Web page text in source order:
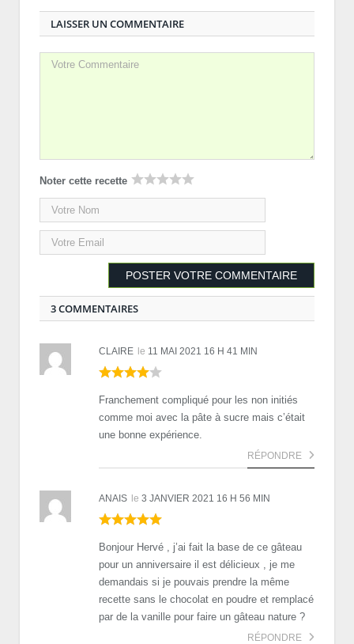
LAISSER UN COMMENTAIRE
Noter cette recette
3 COMMENTAIRES
CLAIRE le 11 MAI 2021 16 H 41 MIN
Franchement compliqué pour les non initiés
comme moi avec la pâte à sucre mais c’était
une bonne expérience.
RÉPONDRE
ANAIS le 3 JANVIER 2021 16 H 56 MIN
Bonjour Hervé , j’ai fait la base de ce gâteau
pour un anniversaire il est délicieux , je me
demandais si je pouvais prendre la même
recette sans le chocolat en poudre et remplacé
par de la vanille pour faire un gâteau nature ?
RÉPONDRE